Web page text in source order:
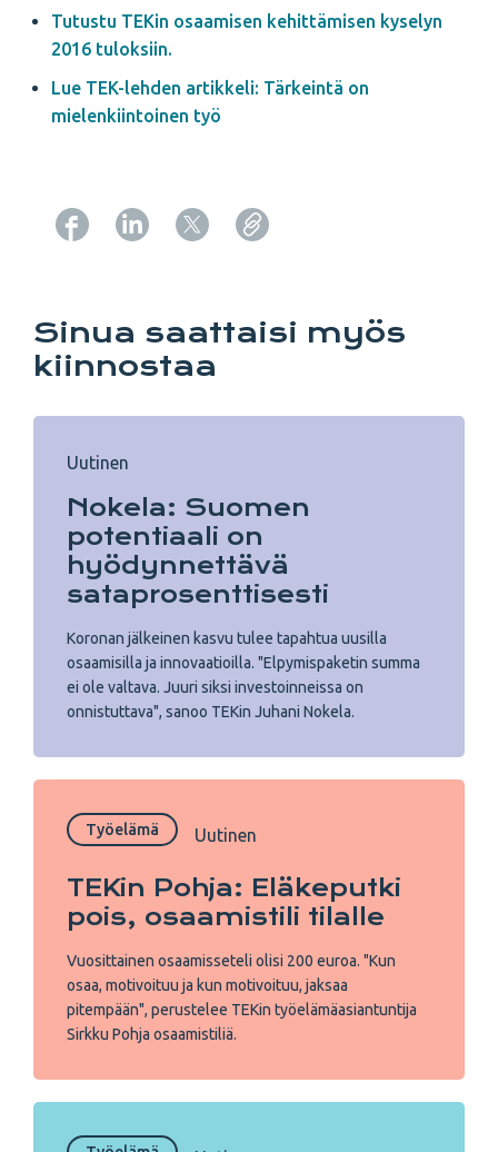
Tutustu TEKin osaamisen kehittämisen kyselyn
2016 tuloksiin.
Lue TEK-lehden artikkeli: Tärkeintä on
mielenkiintoinen työ
Sinua saattaisi myös
kiinnostaa
Uutinen
Nokela: Suomen
potentiaali on
hyödynnettävä
sataprosenttisesti
Koronan jälkeinen kasvu tulee tapahtua uusilla
osaamisilla ja innovaatioilla. "Elpymispaketin summa
ei ole valtava. Juuri siksi investoinneissa on
onnistuttava", sanoo TEKin Juhani Nokela.
Työelämä Uutinen
TEKin Pohja: Eläkeputki
pois, osaamistili tilalle
Vuosittainen osaamisseteli olisi 200 euroa. "Kun
osaa, motivoituu ja kun motivoituu, jaksaa
pitempään", perustelee TEKin työelämäasiantuntija
Sirkku Pohja osaamistiliä.